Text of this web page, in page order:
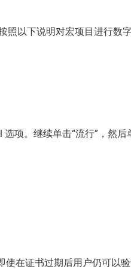
照以下说明对宏项目进行数
项。继续单击“流行”，然后
使在证书过期后用户仍可以